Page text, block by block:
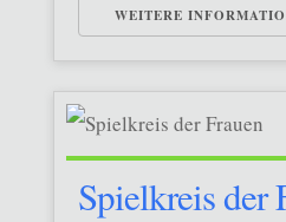
WEITERE
Spielkreis der